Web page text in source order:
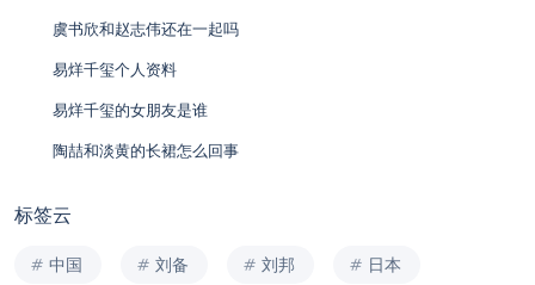
虞书欣和赵志伟还在一起吗
易烊千玺个人资料
易烊千玺的女朋友是谁
陶喆和淡黄的长裙怎么回事
标签云
中国 刘备 刘邦 日本